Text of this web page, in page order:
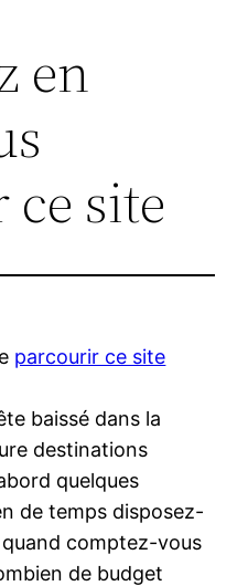
en
site
parcourir ce site
baissé dans la
destinations
quelques
de temps disposez-
comptez-vous
de budget